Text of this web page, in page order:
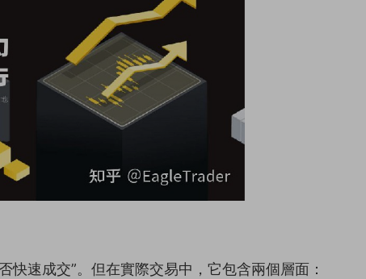
速成交”。但在實際交易中，它包含兩個層面：